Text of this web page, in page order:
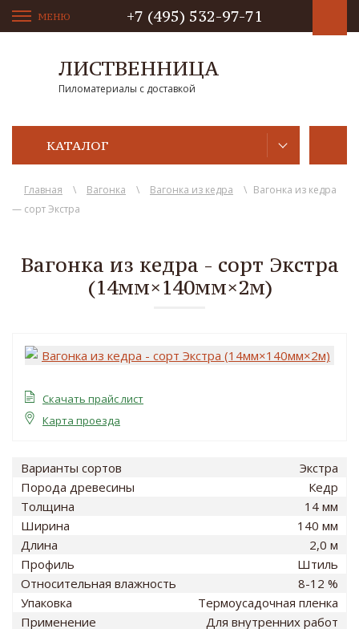
МЕНЮ +7 (495) 532-97-71
ЛИСТВЕННИЦА
Пиломатериалы с доставкой
КАТАЛОГ
Главная \ Вагонка \ Вагонка из кедра \ Вагонка из кедра
— сорт Экстра
Вагонка из кедра - сорт Экстра
(14мм×140мм×2м)
Скачать прайс лист
Карта проезда
Варианты сортов
Экстра
Порода древесины
Кедр
Толщина
14 мм
Ширина
140 мм
Длина
2,0 м
Профиль
Штиль
Относительная влажность
8-12 %
Упаковка
Термоусадочная пленка
Применение
Для внутренних работ